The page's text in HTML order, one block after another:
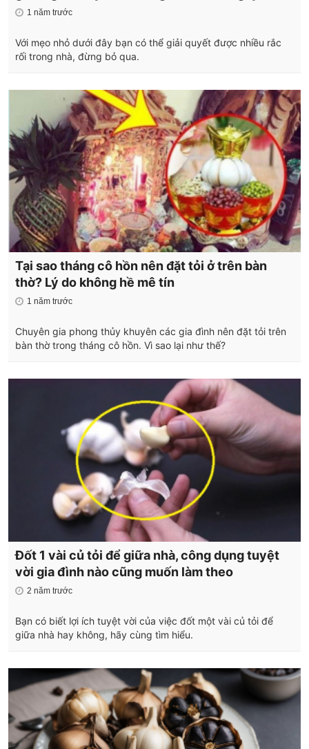
1 năm trước
Với mẹo nhỏ dưới đây bạn có thể giải quyết được nhiều rắc
rối trong nhà, đừng bỏ qua.
Tại sao tháng cô hồn nên đặt tỏi ở trên bàn
thờ? Lý do không hề mê tín
1 năm trước
Chuyên gia phong thủy khuyên các gia đình nên đặt tỏi trên
bàn thờ trong tháng cô hồn. Vì sao lại như thế?
Đốt 1 vài củ tỏi để giữa nhà, công dụng tuyệt
vời gia đình nào cũng muốn làm theo
2 năm trước
Bạn có biết lợi ích tuyệt vời của việc đốt một vài củ tỏi để
giữa nhà hay không, hãy cùng tìm hiểu.